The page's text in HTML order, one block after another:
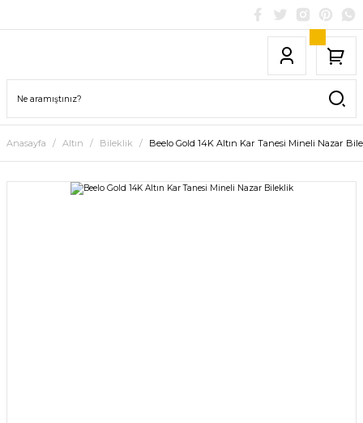
Anasayfa Altın Bileklik Beelo Gold 14K Altın Kar Tanesi Mineli Nazar